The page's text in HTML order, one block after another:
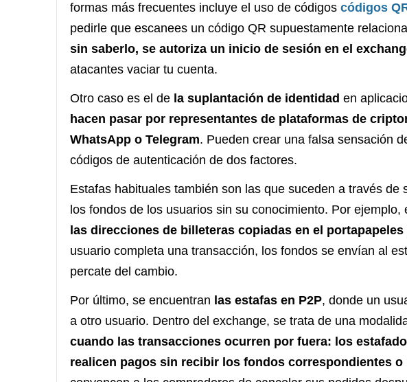
formas más frecuentes incluye el uso de códigos códigos
pedirle que escanees un código QR supuestamente
sin saberlo, se autoriza un inicio de sesión en el
atacantes vaciar tu cuenta.
Otro caso es el de la suplantación de identidad en
hacen pasar por representantes de plataformas de
WhatsApp o Telegram. Pueden crear una falsa sensación
códigos de autenticación de dos factores.
Estafas habituales también son las que suceden a través
los fondos de los usuarios sin su conocimiento. Por ejemplo,
las direcciones de billeteras copiadas en el
usuario completa una transacción, los fondos se envían al
percate del cambio.
Por último, se encuentran las estafas en P2P, donde un
a otro usuario. Dentro del exchange, se trata de una
cuando las transacciones ocurren por fuera: los
realicen pagos sin recibir los fondos correspondientes